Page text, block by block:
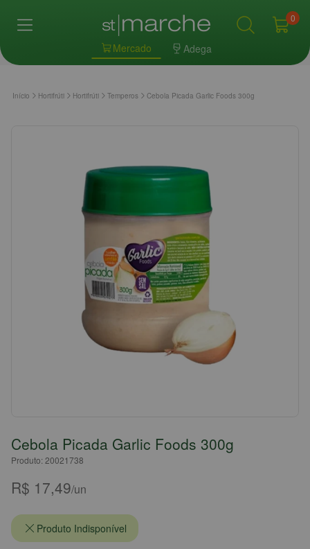
Mercado Adega
0
Início Hortifrúti Hortifrúti Temperos Cebola Picada Garlic Foods 300g
Cebola Picada Garlic Foods 300g
Produto: 20021738
R$ 17,49/un
Produto Indisponível